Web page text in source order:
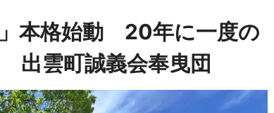
本格始動 20年に一度の
出雲町誠義会奉曳団